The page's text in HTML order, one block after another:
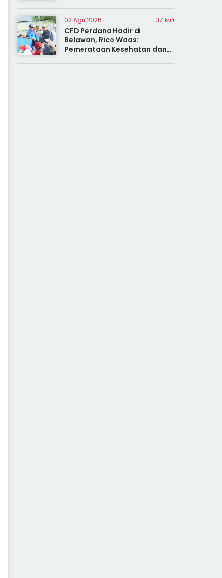
02 Agu 2026 37 kali
CFD Perdana Hadir di
Belawan, Rico Waas:
Pemerataan Kesehatan dan